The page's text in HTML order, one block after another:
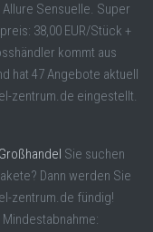
Sensuelle. Super
38,00 EUR/Stück +
kommt aus
hat 47 Angebote aktuell
zentrum.de eingestellt.
Sie suchen
Dann werden Sie
zentrum.de fündig!
Mindestabnahme: